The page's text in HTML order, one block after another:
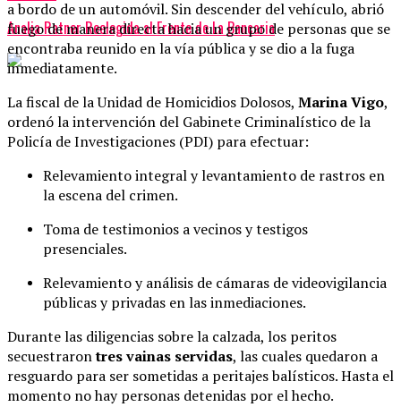
Analia Ratner Reelegida al Frente de La Bancaria
a bordo de un automóvil. Sin descender del vehículo, abrió
fuego de manera directa hacia un grupo de personas que se
encontraba reunido en la vía pública y se dio a la fuga
inmediatamente.
La fiscal de la Unidad de Homicidios Dolosos, Marina Vigo,
ordenó la intervención del Gabinete Criminalístico de la
Policía de Investigaciones (PDI) para efectuar:
Relevamiento integral y levantamiento de rastros en
la escena del crimen.
Toma de testimonios a vecinos y testigos
presenciales.
Relevamiento y análisis de cámaras de videovigilancia
públicas y privadas en las inmediaciones.
Durante las diligencias sobre la calzada, los peritos
secuestrarontres vainas servidas, las cuales quedaron a
resguardo para ser sometidas a peritajes balísticos. Hasta el
momento no hay personas detenidas por el hecho.